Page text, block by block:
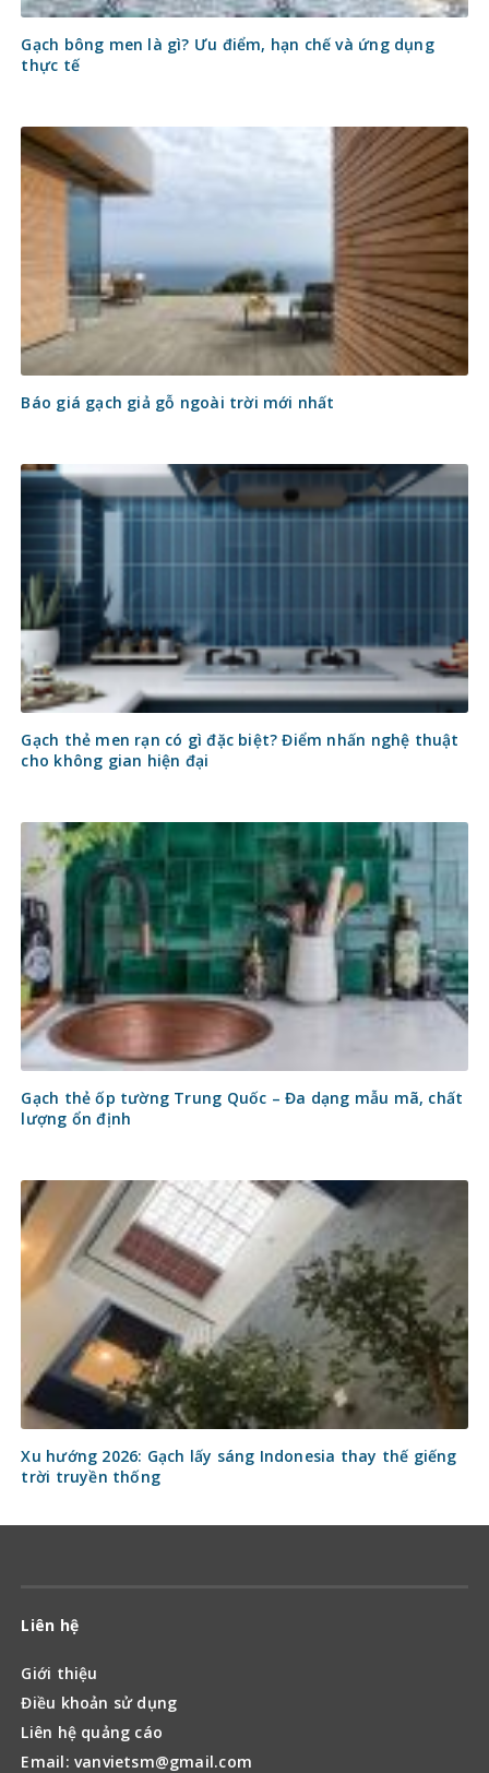
Gạch bông men là gì? Ưu điểm, hạn chế và ứng dụng
thực tế
Báo giá gạch giả gỗ ngoài trời mới nhất
Gạch thẻ men rạn có gì đặc biệt? Điểm nhấn nghệ thuật
cho không gian hiện đại
Gạch thẻ ốp tường Trung Quốc – Đa dạng mẫu mã, chất
lượng ổn định
Xu hướng 2026: Gạch lấy sáng Indonesia thay thế giếng
trời truyền thống
Liên hệ
Giới thiệu
Điều khoản sử dụng
Liên hệ quảng cáo
Email: vanvietsm@gmail.com